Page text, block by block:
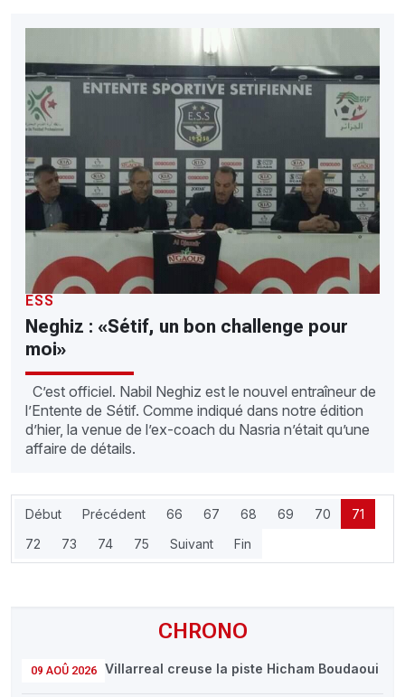
CHRONO
09 AOÛ 2026 Villarreal creuse la piste Hicham Boudaoui
ESS
Neghiz : «Sétif, un bon challenge pour
moi»
C’est officiel. Nabil Neghiz est le nouvel entraîneur de
l’Entente de Sétif. Comme indiqué dans notre édition
d’hier, la venue de l’ex-coach du Nasria n’était qu’une
affaire de détails.
Début Précédent 66 67 68 69 70
71
72
73 74 75 Suivant Fin